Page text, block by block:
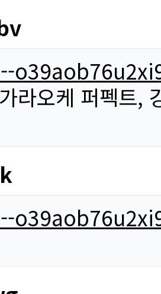
라오케 퍼펙트,